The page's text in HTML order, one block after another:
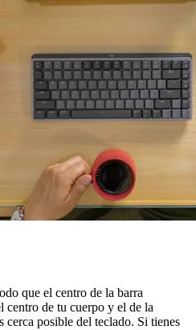
que el centro de la barra
centro de tu cuerpo y el de la
cerca posible del teclado. Si tienes